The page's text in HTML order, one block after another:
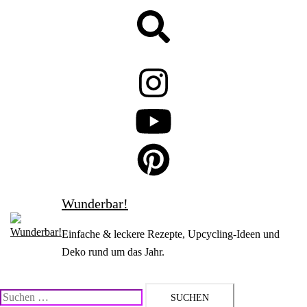
Wunderbar!
Einfache & leckere Rezepte, Upcycling-Ideen und
Deko rund um das Jahr.
Suchen